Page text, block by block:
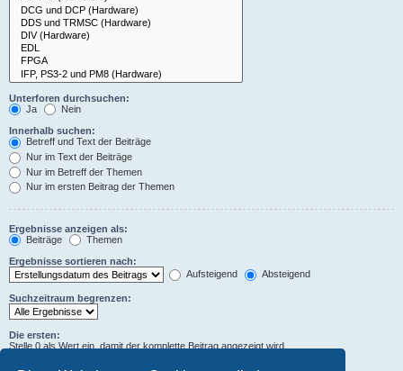
Unterforen durchsuchen:
Ja
Nein
Innerhalb suchen:
Betreff und Text der Beiträge
Nur im Text der Beiträge
Nur im Betreff der Themen
Nur im ersten Beitrag der Themen
Ergebnisse anzeigen als:
Beiträge
Themen
Ergebnisse sortieren nach:
Aufsteigend
Absteigend
Suchzeitraum begrenzen:
Die ersten:
Stelle 0 als Wert ein, damit der komplette Beitrag angezeigt wird.